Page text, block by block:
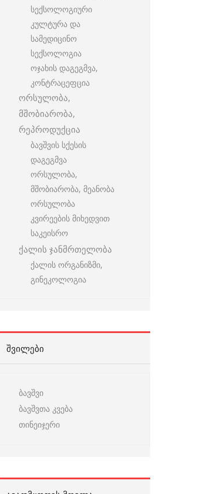
სექსოლოგიური
კულტურა და
სამედიცინო
სექსოლოგია
ოჯახის დაგეგმვა,
კონტრაცეფცია
ორსულობა,
მშობიარობა,
რეპროდუქცია
ბავშვის სქესის
დაგეგმვა
ორსულობა,
მშობიარობა, მეანობა
ორსულობა
კვირეების მიხედვით
საკეისრო
ქალის ჯანმრთელობა
ქალის ორგანიზმი,
გინეკოლოგია
ᲨᲕᲘᲚᲔᲑᲘ
ბავშვი
ბავშვთა კვება
თინეიჯერი